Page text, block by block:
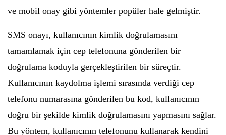
ve mobil onay gibi yöntemler popüler hale gelmiştir.
SMS onayı, kullanıcının kimlik doğrulamasını
tamamlamak için cep telefonuna gönderilen bir
doğrulama koduyla gerçekleştirilen bir süreçtir.
Kullanıcının kaydolma işlemi sırasında verdiği cep
telefonu numarasına gönderilen bu kod, kullanıcının
doğru bir şekilde kimlik doğrulamasını yapmasını sağlar.
Bu yöntem, kullanıcının telefonunu kullanarak kendini